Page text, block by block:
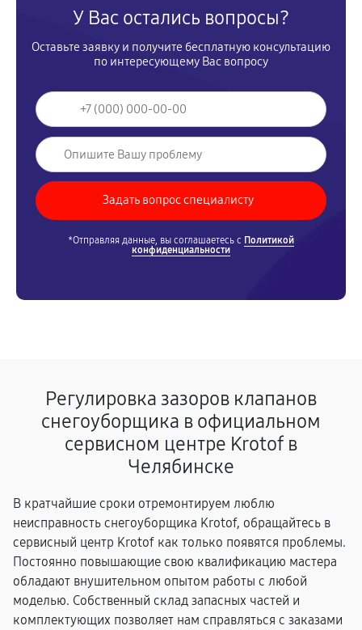
У Вас остались вопросы?
Оставьте заявку и получите бесплатную консультацию
по интересующему Вас вопросу
*Отправляя данные, вы соглашаетесь с Политикой
конфиденциальности
Регулировка зазоров клапанов
снегоуборщика в официальном
сервисном центре Krotof в
Челябинске
В кратчайшие сроки отремонтируем люблю
неисправность снегоуборщика Krotof, обращайтесь в
сервисный центр Krotof как только появятся проблемы.
Постоянно повышающие свою квалификацию мастера
обладают внушительном опытом работы с любой
моделью. Собственный склад запасных частей и
комплектующих позволяет нам справляться с заказами